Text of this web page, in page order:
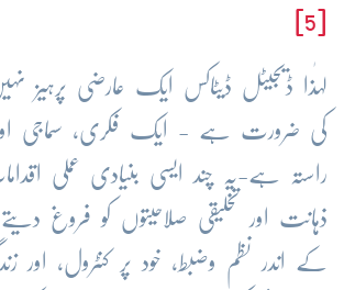
لہٰذا ڈیجیٹل ڈیٹاکس ایک عارضی پرہیز
کی ضرورت ہے - ایک فکری، سماجی اور
راستہ ہے-یہ چند ایسی بنیادی عملی
ذہانت اور تخلیقی صلاحیتوں کو فروغ
کے اندر نظم وضبط، خود پر کنٹرول، اور